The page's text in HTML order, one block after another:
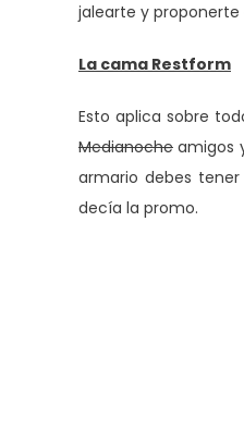
jalearte y
La cama Restform
Esto aplica sobre
Medianoche amigos
armario debes
decía la promo.